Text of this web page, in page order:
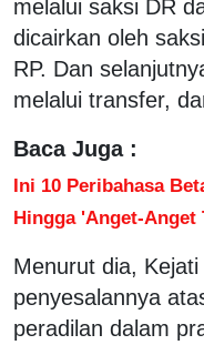
melalui saksi DR
dicairkan oleh
RP. Dan
melalui transfer,
Baca Juga :
Ini 10 Peribahasa
Hingga 'Anget-Anget
Menurut dia,
penyesalannya
peradilan dalam